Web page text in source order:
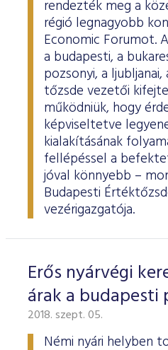
rendezték meg a
régió legnagyobb
Economic Forumot.
a budapesti, a
pozsonyi, a ljubljanai,
tőzsde vezetői
működniük, hogy
képviseltetve
kialakításának
fellépéssel a
jóval könnyebb –
Budapesti
vezérigazgatója.
Erős nyárvégi
árak a budapesti
2018. szept. 05.
Némi nyári helyben